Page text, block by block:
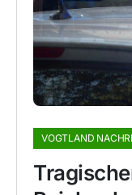
VOGTLAND